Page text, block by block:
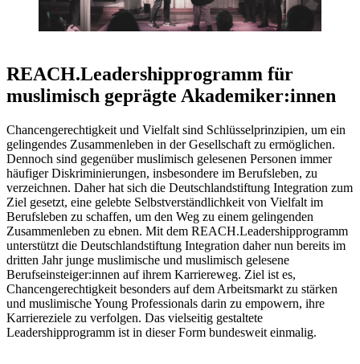
REACH.Leadershipprogramm für
muslimisch geprägte Akademiker:innen
Chancengerechtigkeit und Vielfalt sind Schlüsselprinzipien, um ein
gelingendes Zusammenleben in der Gesellschaft zu ermöglichen.
Dennoch sind gegenüber muslimisch gelesenen Personen immer
häufiger Diskriminierungen, insbesondere im Berufsleben, zu
verzeichnen. Daher hat sich die Deutschlandstiftung Integration zum
Ziel gesetzt, eine gelebte Selbstverständlichkeit von Vielfalt im
Berufsleben zu schaffen, um den Weg zu einem gelingenden
Zusammenleben zu ebnen. Mit dem REACH.Leadershipprogramm
unterstützt die Deutschlandstiftung Integration daher nun bereits im
dritten Jahr junge muslimische und muslimisch gelesene
Berufseinsteiger:innen auf ihrem Karriereweg. Ziel ist es,
Chancengerechtigkeit besonders auf dem Arbeitsmarkt zu stärken
und muslimische Young Professionals darin zu empowern, ihre
Karriereziele zu verfolgen. Das vielseitig gestaltete
Leadershipprogramm ist in dieser Form bundesweit einmalig.